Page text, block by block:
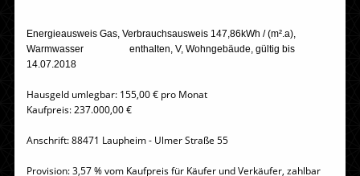
Energieausweis Gas, Verbrauchsausweis 147,86kWh / (m².a),
Warmwasser enthalten, V, Wohngebäude, gültig bis
14.07.2018
Hausgeld umlegbar: 155,00 € pro Monat
Kaufpreis: 237.000,00 €
Anschrift: 88471 Laupheim - Ulmer Straße 55
Provision: 3,57 % vom Kaufpreis für Käufer und Verkäufer, zahlbar